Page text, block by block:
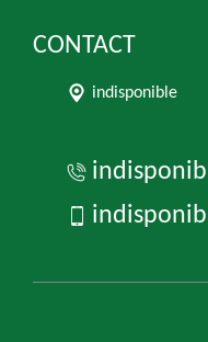
CONTACT
indisponible